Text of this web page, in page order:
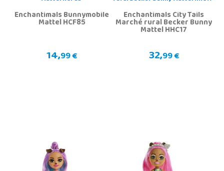
Enchantimals Bunnymobile
Mattel HCF85
14,99 €
Enchantimals City Tails
Marché rural Becker Bunny
Mattel HHC17
32,99 €